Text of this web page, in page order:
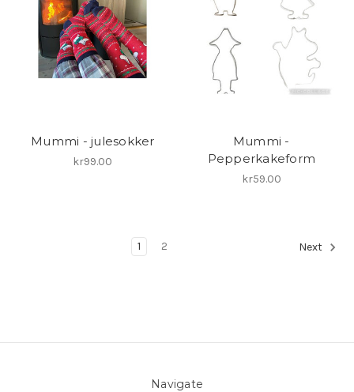
Mummi - julesokker
kr99.00
Mummi -
Pepperkakeform
kr59.00
1 2 Next
Navigate